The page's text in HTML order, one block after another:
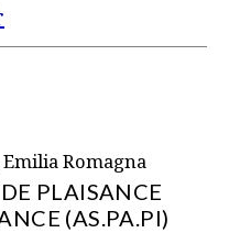
Romagna
PLAISANCE
(AS.PA.PI)